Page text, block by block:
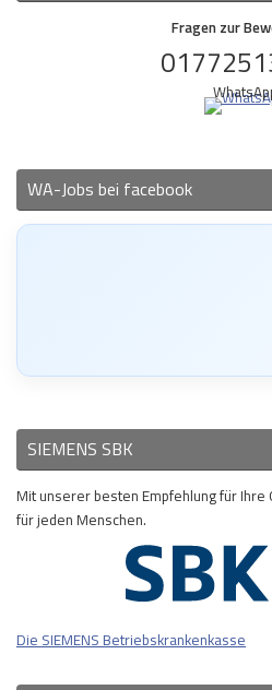
Fragen zur
WA-Jobs bei facebook
SIEMENS SBK
Mit unserer besten Empfehlung für Ihre
für jeden Menschen.
Die SIEMENS Betriebskrankenkasse